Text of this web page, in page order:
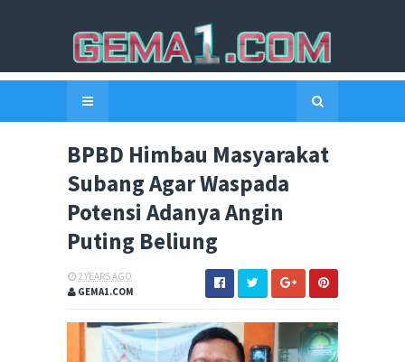
BPBD Himbau Masyarakat
Subang Agar Waspada
Potensi Adanya Angin
Puting Beliung
2 YEARS AGO
GEMA1.COM